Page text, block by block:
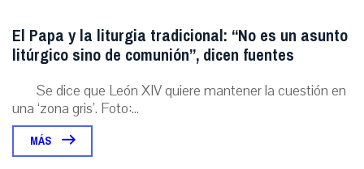
El Papa y la liturgia tradicional: “No es un asunto
litúrgico sino de comunión”, dicen fuentes
Se dice que León XIV quiere mantener la cuestión en
una ‘zona gris’. Foto:...
MÁS